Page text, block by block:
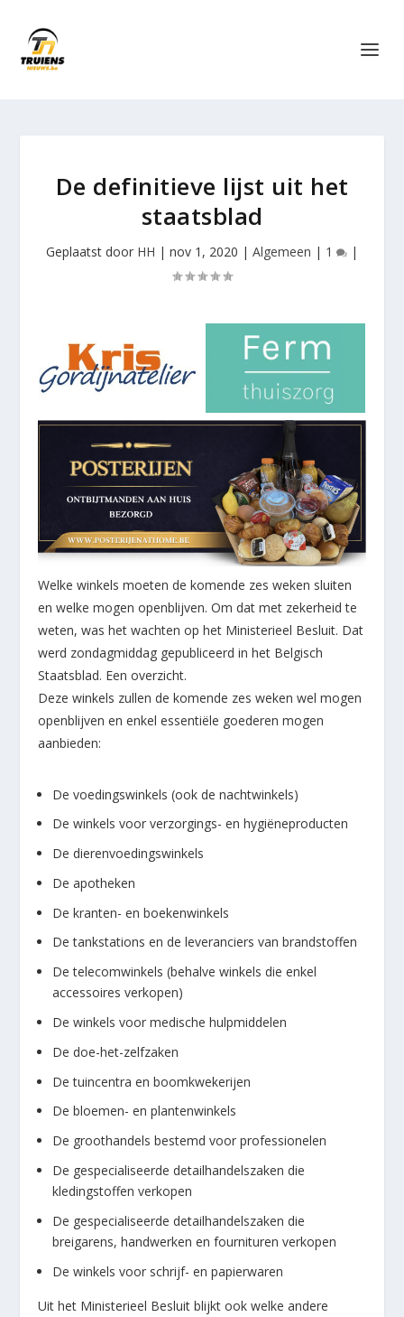
De definitieve lijst uit het
staatsblad
Geplaatst door HH | nov 1, 2020 | Algemeen | 1 |
Welke winkels moeten de komende zes weken sluiten
en welke mogen openblijven. Om dat met zekerheid te
weten, was het wachten op het Ministerieel Besluit. Dat
werd zondagmiddag gepubliceerd in het Belgisch
Staatsblad. Een overzicht.
Deze winkels zullen de komende zes weken wel mogen
openblijven en enkel essentiële goederen mogen
aanbieden:
De voedingswinkels (ook de nachtwinkels)
De winkels voor verzorgings- en hygiëneproducten
De dierenvoedingswinkels
De apotheken
De kranten- en boekenwinkels
De tankstations en de leveranciers van brandstoffen
De telecomwinkels (behalve winkels die enkel
accessoires verkopen)
De winkels voor medische hulpmiddelen
De doe-het-zelfzaken
De tuincentra en boomkwekerijen
De bloemen- en plantenwinkels
De groothandels bestemd voor professionelen
De gespecialiseerde detailhandelszaken die
kledingstoffen verkopen
De gespecialiseerde detailhandelszaken die
breigarens, handwerken en fournituren verkopen
De winkels voor schrijf- en papierwaren
Uit het Ministerieel Besluit blijkt ook welke andere